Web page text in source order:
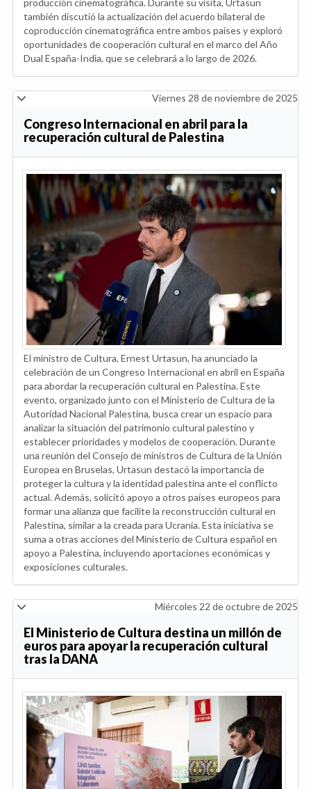
producción cinematográfica. Durante su visita, Urtasun
también discutió la actualización del acuerdo bilateral de
coproducción cinematográfica entre ambos países y exploró
oportunidades de cooperación cultural en el marco del Año
Dual España-India, que se celebrará a lo largo de 2026.
Viernes 28 de noviembre de 2025
Congreso Internacional en abril para la
recuperación cultural de Palestina
El ministro de Cultura, Ernest Urtasun, ha anunciado la
celebración de un Congreso Internacional en abril en España
para abordar la recuperación cultural en Palestina. Este
evento, organizado junto con el Ministerio de Cultura de la
Autoridad Nacional Palestina, busca crear un espacio para
analizar la situación del patrimonio cultural palestino y
establecer prioridades y modelos de cooperación. Durante
una reunión del Consejo de ministros de Cultura de la Unión
Europea en Bruselas, Urtasun destacó la importancia de
proteger la cultura y la identidad palestina ante el conflicto
actual. Además, solicitó apoyo a otros países europeos para
formar una alianza que facilite la reconstrucción cultural en
Palestina, similar a la creada para Ucrania. Esta iniciativa se
suma a otras acciones del Ministerio de Cultura español en
apoyo a Palestina, incluyendo aportaciones económicas y
exposiciones culturales.
Miércoles 22 de octubre de 2025
El Ministerio de Cultura destina un millón de
euros para apoyar la recuperación cultural
tras la DANA